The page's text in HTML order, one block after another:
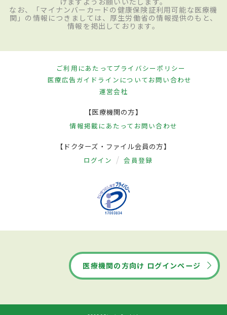
なお、「マイナンバーカードの健康保険証利用可能な医療機
関」の情報につきましては、厚生労働省の情報提供のもと、
情報を掲出しております。
ご利用にあたってプライバシーポリシー
医療広告ガイドラインについてお問い合わせ
運営会社
【医療機関の方】
情報掲載にあたって お問い合わせ
【ドクターズ・ファイル会員の方】
ログイン 会員登録
医療機関の方向け ログインページ